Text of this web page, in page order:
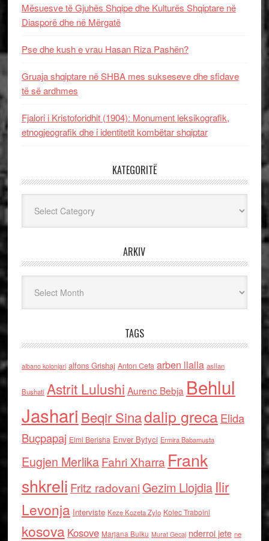
Mësuesve të Gjuhës Shqipe dhe Kulturës Shqiptare në
Diasporë dhe në Mërgatë
Pse dhe kush e vrau Hasan Riza Pashën?
Gruaja shqiptare në SHBA mes sukseseve dhe sfidave
të së ardhmes
Fjalori i Kristoforidhit (1904): Monument leksikografik,
etnogjeografik dhe i identitetit kombëtar shqiptar
KATEGORITË
ARKIV
TAGS
albano kolonjari alfons Grishaj Anton Cefa arben llalla asllan
Bushati Astrit Lulushi Aurenc Bebja Behlul
Jashari Beqir Sinadalip grecaElida
Buçpapaj Elmi Berisha Enver Bytyci Ermira Babamusta
Eugjen MerlikaFahri Xharra Frank
shkreli Fritz radovaniGezim Llojdia Ilir
Levonja Interviste Keze Kozeta Zylo Kolec Traboini
kosova Kosove Marjana Bulku Murat Gecaj nderroi jete ne